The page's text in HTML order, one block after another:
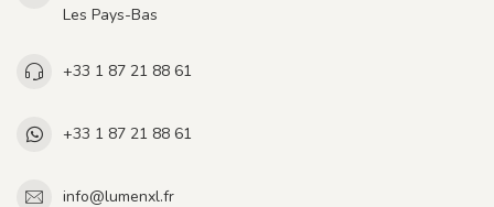
Les Pays-Bas
+33 1 87 21 88 61
+33 1 87 21 88 61
info@lumenxl.fr